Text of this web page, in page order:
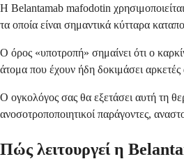
Η Belantamab mafodotin
τα οποία είναι σημαντικά κύτταρα
Ο όρος «υποτροπή» σημαίνει ότι ο
άτομα που έχουν ήδη δοκιμάσει αρκετές
Ο ογκολόγος σας θα εξετάσει αυτή τη
ανοσοτροποποιητικοί παράγοντες,
Πώς λειτουργεί η